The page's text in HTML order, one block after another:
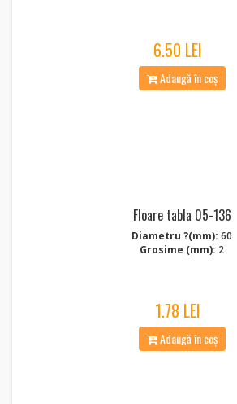
6.50 LEI
Adaugă în coș
Floare tabla 05-136
Diametru ?(mm): 60
Grosime (mm): 2
1.78 LEI
Adaugă în coș